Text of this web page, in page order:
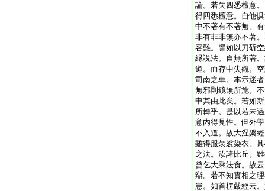
論。若失四悉檀意
得四悉檀意。自他
中不著有不著無。
非有非非無亦不著
容難。譬如以刀斫
縁説法。自無所著
道。而存中失觀。
司南之車。本示迷
無邪則鏡無所施。
申其由此矣。若如
所轉乎。是以若未
意内得見性。但外
不入道。故大涅槃
雖得服袈裟染衣。
之法。汝諸比丘。
曾乞大乘法食。故
辯。若不知實相之
患。如首楞嚴經云